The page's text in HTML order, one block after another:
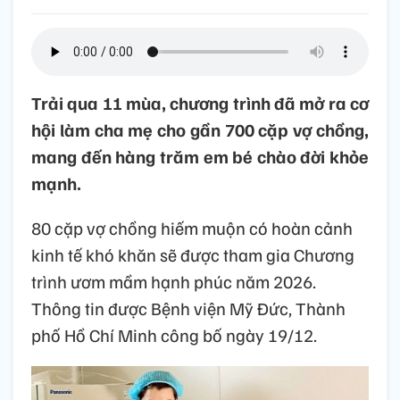
Trải qua 11 mùa, chương trình đã mở ra cơ
hội làm cha mẹ cho gần 700 cặp vợ chồng,
mang đến hàng trăm em bé chào đời khỏe
mạnh.
80 cặp vợ chồng hiếm muộn có hoàn cảnh
kinh tế khó khăn sẽ được tham gia Chương
trình ươm mầm hạnh phúc năm 2026.
Thông tin được Bệnh viện Mỹ Đức, Thành
phố Hồ Chí Minh công bố ngày 19/12.